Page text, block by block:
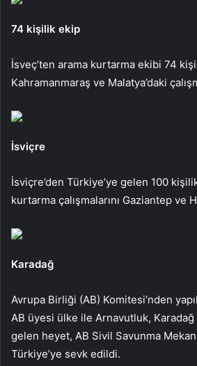
74 kişilik ekip
İsveç’ten arama kurtarma ekibi 74
Kahramanmaraş ve Malatya’daki
İsviçre
İsviçre’den Türkiye’ye gelen 100
kurtarma çalışmalarını Gaziantep ve
Karadağ
Avrupa Birliği (AB) Komitesi’nden
AB üyesi ülke ile Arnavutluk, Karadağ
gelen heyet, AB Sivil Savunma
Türkiye’ye sevk edildi.